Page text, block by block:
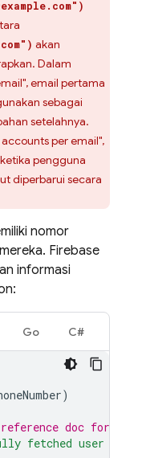
akan
Dalam
email pertama
sebagai
setelahnya.
per email",
pengguna
diperbarui secara
nomor
mereka. Firebase
informasi
Go C#
)
doc for the
fetched user